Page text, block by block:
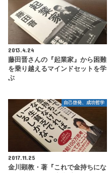
2013.4.24
藤田晋さんの『起業家』から困難
を乗り越えるマインドセットを学
ぶ
自己啓発、成功哲学
2017.11.25
金川顕教・著『これで金持ちにな